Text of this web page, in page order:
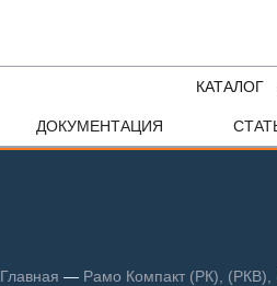
КАТАЛОГ
ДОКУМЕНТАЦИЯ
Главная — Рамо Компакт (РК), (РКВ),